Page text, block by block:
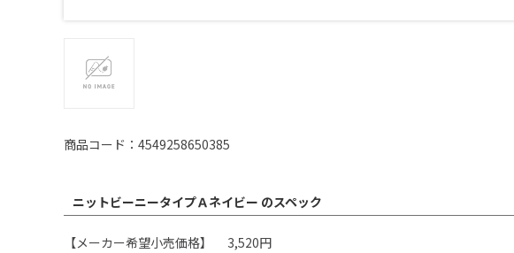
商品コード：4549258650385
ニットビーニータイプＡネイビー のスペック
【メーカー希望小売価格】 3,520円